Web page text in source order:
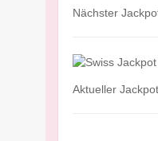
Nächster
Aktueller